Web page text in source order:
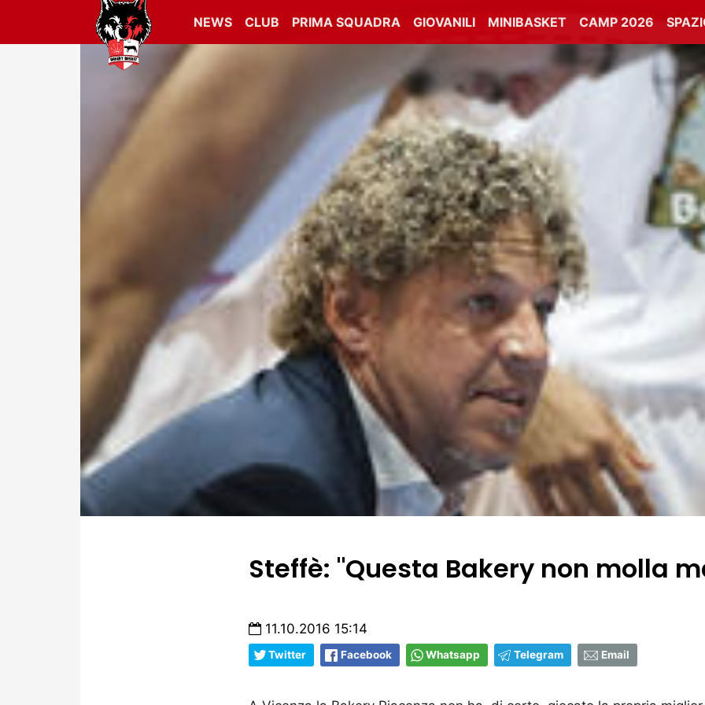
NEWS CLUB PRIMA SQUADRA GIOVANILI MINIBASKET CAMP 2026
Steffè: "Questa Bakery non molla
11.10.2016 15:14
Twitter Facebook Whatsapp Telegram Email